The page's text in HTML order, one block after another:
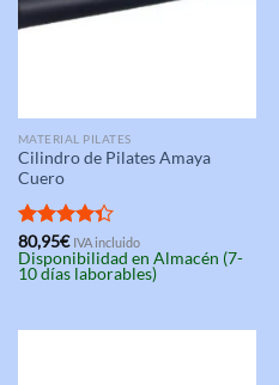
MATERIAL PILATES
Cilindro de Pilates Amaya
Cuero
Valorado
con4.33
de 5
80,95€ IVA incluido
Disponibilidad en Almacén (7-
10 días laborables)